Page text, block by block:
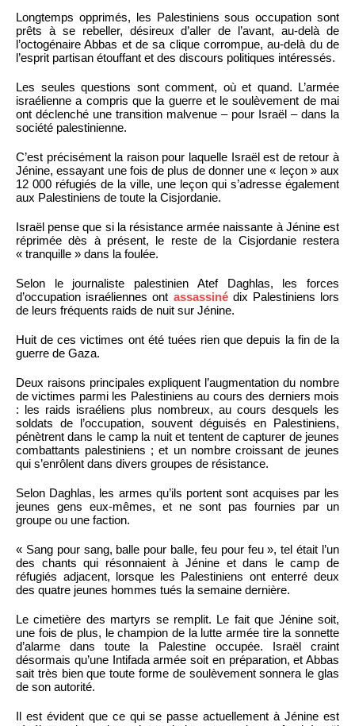
Longtemps opprimés, les Palestiniens sous occupation sont
prêts à se rebeller, désireux d’aller de l’avant, au-delà de
l’octogénaire Abbas et de sa clique corrompue, au-delà du de
l’esprit partisan étouffant et des discours politiques intéressés.
Les seules questions sont comment, où et quand. L’armée
israélienne a compris que la guerre et le soulèvement de mai
ont déclenché une transition malvenue – pour Israël – dans la
société palestinienne.
C’est précisément la raison pour laquelle Israël est de retour à
Jénine, essayant une fois de plus de donner une « leçon » aux
12 000 réfugiés de la ville, une leçon qui s’adresse également
aux Palestiniens de toute la Cisjordanie.
Israël pense que si la résistance armée naissante à Jénine est
réprimée dès à présent, le reste de la Cisjordanie restera
« tranquille » dans la foulée.
Selon le journaliste palestinien Atef Daghlas, les forces
d’occupation israéliennes ont assassinédix Palestiniens lors
de leurs fréquents raids de nuit sur Jénine.
Huit de ces victimes ont été tuées rien que depuis la fin de la
guerre de Gaza.
Deux raisons principales expliquent l’augmentation du nombre
de victimes parmi les Palestiniens au cours des derniers mois
: les raids israéliens plus nombreux, au cours desquels les
soldats de l’occupation, souvent déguisés en Palestiniens,
pénètrent dans le camp la nuit et tentent de capturer de jeunes
combattants palestiniens ; et un nombre croissant de jeunes
qui s’enrôlent dans divers groupes de résistance.
Selon Daghlas, les armes qu’ils portent sont acquises par les
jeunes gens eux-mêmes, et ne sont pas fournies par un
groupe ou une faction.
« Sang pour sang, balle pour balle, feu pour feu », tel était l’un
des chants qui résonnaient à Jénine et dans le camp de
réfugiés adjacent, lorsque les Palestiniens ont enterré deux
des quatre jeunes hommes tués la semaine dernière.
Le cimetière des martyrs se remplit. Le fait que Jénine soit,
une fois de plus, le champion de la lutte armée tire la sonnette
d’alarme dans toute la Palestine occupée. Israël craint
désormais qu’une Intifada armée soit en préparation, et Abbas
sait très bien que toute forme de soulèvement sonnera le glas
de son autorité.
Il est évident que ce qui se passe actuellement à Jénine est